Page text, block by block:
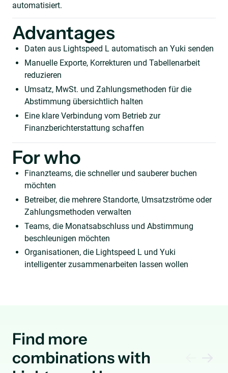
automatisiert.
Advantages
Daten aus Lightspeed L automatisch an Yuki senden
Manuelle Exporte, Korrekturen und Tabellenarbeit
reduzieren
Umsatz, MwSt. und Zahlungsmethoden für die
Abstimmung übersichtlich halten
Eine klare Verbindung vom Betrieb zur
Finanzberichterstattung schaffen
For who
Finanzteams, die schneller und sauberer buchen
möchten
Betreiber, die mehrere Standorte, Umsatzströme oder
Zahlungsmethoden verwalten
Teams, die Monatsabschluss und Abstimmung
beschleunigen möchten
Organisationen, die Lightspeed L und Yuki
intelligenter zusammenarbeiten lassen wollen
Find more
combinations with